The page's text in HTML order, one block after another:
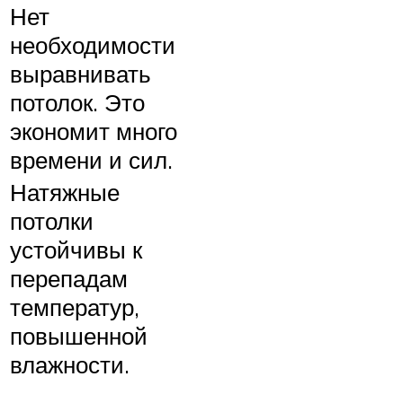
Нет
необходимости
выравнивать
потолок. Это
экономит много
времени и сил.
Натяжные
потолки
устойчивы к
перепадам
температур,
повышенной
влажности.